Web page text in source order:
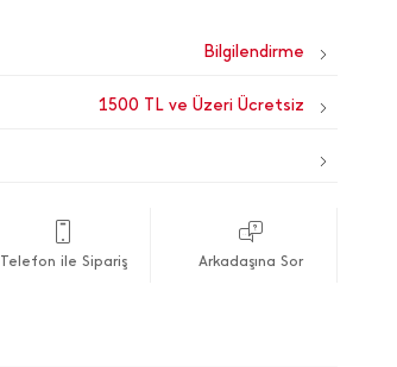
1500 TL ve Üzeri Ücretsiz
Telefon ile Sipariş Arkadaşına Sor